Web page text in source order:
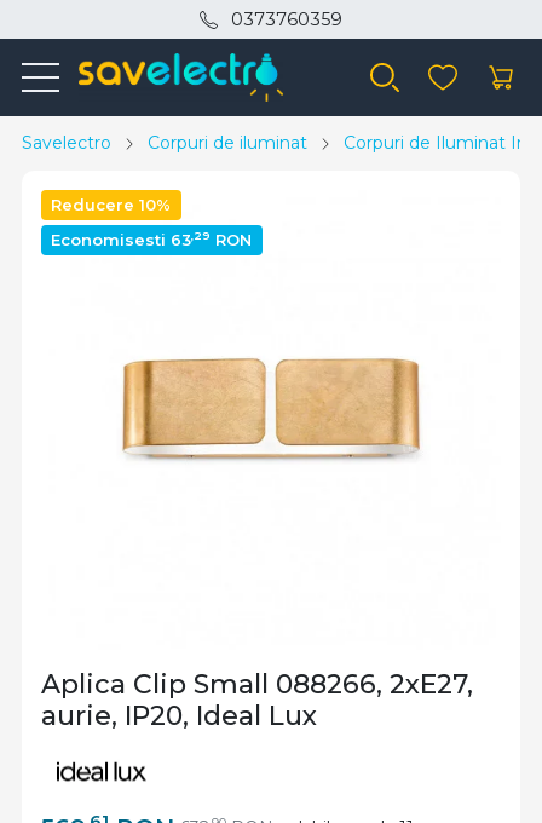
0373760359
Savelectro Corpuri de iluminat Corpuri de Iluminat
Reducere 10%
Economisesti 63 ,29 RON
Aplica Clip Small 088266, 2xE27,
aurie, IP20, Ideal Lux